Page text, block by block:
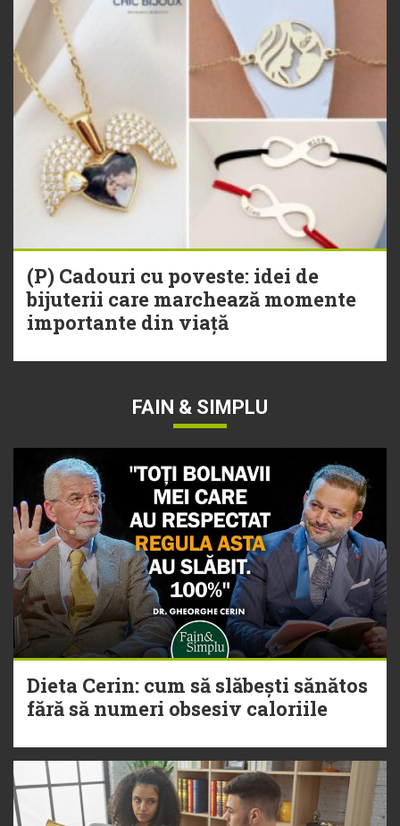
(P) Cadouri cu poveste: idei de
bijuterii care marchează momente
importante din viață
FAIN & SIMPLU
Dieta Cerin: cum să slăbești sănătos
fără să numeri obsesiv caloriile